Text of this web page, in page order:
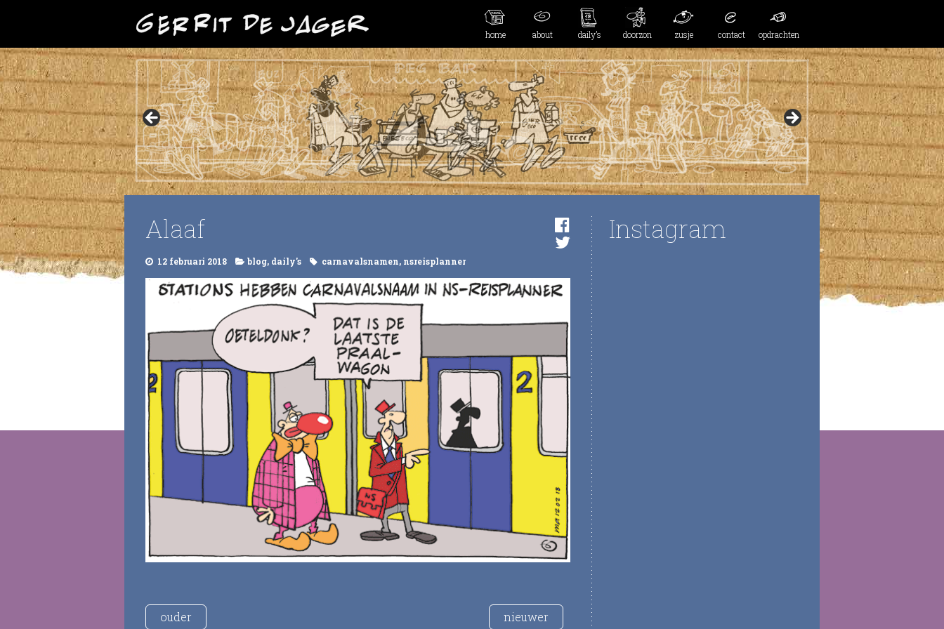
home about daily’s doorzon zusje contact opdrachten
Alaaf
12 februari 2018 blog, daily's carnavalsnamen, nsreisplanner
ouder nieuwer
Instagram